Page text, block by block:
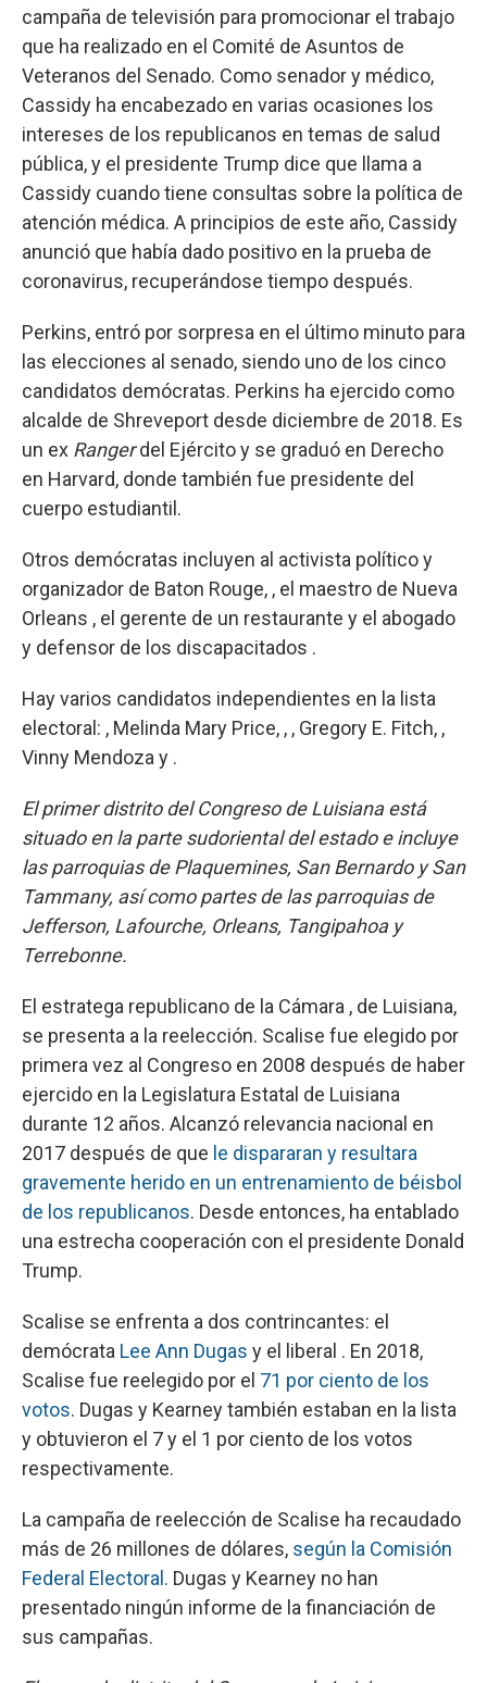
campaña de televisión para promocionar el trabajo
que ha realizado en el Comité de Asuntos de
Veteranos del Senado. Como senador y médico,
Cassidy ha encabezado en varias ocasiones los
intereses de los republicanos en temas de salud
pública, y el presidente Trump dice que llama a
Cassidy cuando tiene consultas sobre la política de
atención médica. A principios de este año, Cassidy
anunció que había dado positivo en la prueba de
coronavirus, recuperándose tiempo después.
Perkins, entró por sorpresa en el último minuto para
las elecciones al senado, siendo uno de los cinco
candidatos demócratas. Perkins ha ejercido como
alcalde de Shreveport desde diciembre de 2018. Es
un ex Rangerdel Ejército y se graduó en Derecho
en Harvard, donde también fue presidente del
cuerpo estudiantil.
Otros demócratas incluyen al activista político y
organizador de Baton Rouge, , el maestro de Nueva
Orleans , el gerente de un restaurante y el abogado
y defensor de los discapacitados .
Hay varios candidatos independientes en la lista
electoral: , Melinda Mary Price, , , Gregory E. Fitch, ,
Vinny Mendoza y .
El primer distrito del Congreso de Luisiana está
situado en la parte sudoriental del estado e incluye
las parroquias de Plaquemines, San Bernardo y San
Tammany, así como partes de las parroquias de
Jefferson, Lafourche, Orleans, Tangipahoa y
Terrebonne.
El estratega republicano de la Cámara , de Luisiana,
se presenta a la reelección. Scalise fue elegido por
primera vez al Congreso en 2008 después de haber
ejercido en la Legislatura Estatal de Luisiana
durante 12 años. Alcanzó relevancia nacional en
2017 después de que le dispararan y resultara
gravemente herido en un entrenamiento de béisbol
de los republicanos. Desde entonces, ha entablado
una estrecha cooperación con el presidente Donald
Trump.
Scalise se enfrenta a dos contrincantes: el
demócrata Lee Ann Dugas y el liberal . En 2018,
Scalise fue reelegido por el 71 por ciento de los
votos. Dugas y Kearney también estaban en la lista
y obtuvieron el 7 y el 1 por ciento de los votos
respectivamente.
La campaña de reelección de Scalise ha recaudado
más de 26 millones de dólares, según la Comisión
Federal Electoral. Dugas y Kearney no han
presentado ningún informe de la financiación de
sus campañas.